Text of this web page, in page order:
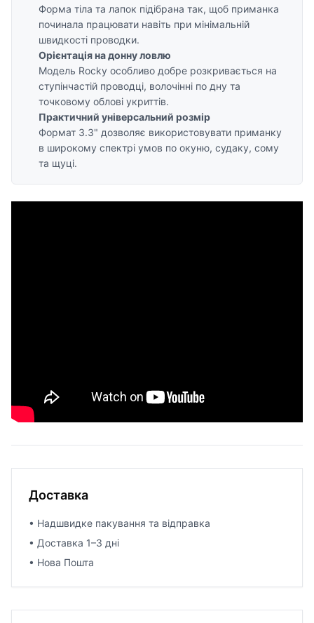
Форма тіла та лапок підібрана так, щоб приманка
починала працювати навіть при мінімальній
швидкості проводки.
Орієнтація на донну ловлю
Модель Rocky особливо добре розкривається на
ступінчастій проводці, волочінні по дну та
точковому облові укриттів.
Практичний універсальний розмір
Формат 3.3" дозволяє використовувати приманку
в широкому спектрі умов по окуню, судаку, сому
та щуці.
Доставка
• Надшвидке пакування та відправка
• Доставка 1–3 дні
• Нова Пошта